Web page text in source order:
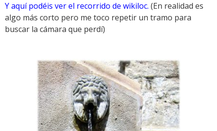
Y aquí podéis ver el recorrido de wikiloc. (En realidad es
algo más corto pero me toco repetir un tramo para
buscar la cámara que perdí)